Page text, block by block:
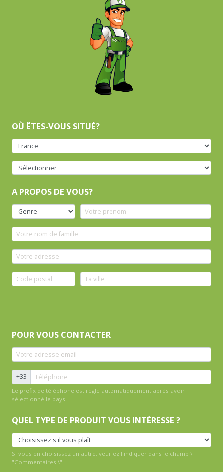
OÙ ÊTES-VOUS SITUÉ?
A PROPOS DE VOUS?
POUR VOUS CONTACTER
+33
Le prefix de téléphone est réglé automatiquement après avoir
sélectionné le pays
QUEL TYPE DE PRODUIT VOUS INTÉRESSE ?
Si vous en choisissez un autre, veuillez l'indiquer dans le champ \
"Commentaires \"